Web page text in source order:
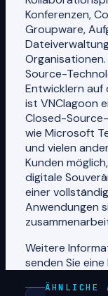
Konferenzen,
Groupware,
Source-
Entwicklern auf
ist VNClagoon
Closed-
wie Microsoft
und vielen
Kunden
digitale
einer
Anwendungen
Weitere
senden Sie eine
ÄHNLICHE